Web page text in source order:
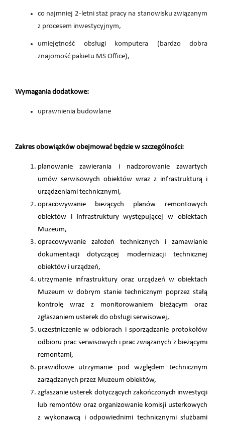
co najmniej 2-letni staż pracy na stanowisku związanym
z procesem inwestycyjnym,
umiejętność obsługi komputera (bardzo dobra
znajomość pakietu MS Office),
Wymagania dodatkowe:
uprawnienia budowlane
Zakres obowiązków obejmować będzie w szczególności:
planowanie zawierania i nadzorowanie zawartych
umów serwisowych obiektów wraz z infrastrukturą i
urządzeniami technicznymi,
opracowywanie bieżących planów remontowych
obiektów i infrastruktury występującej w obiektach
Muzeum,
opracowywanie założeń technicznych i zamawianie
dokumentacji dotyczącej modernizacji technicznej
obiektów i urządzeń,
utrzymanie infrastruktury oraz urządzeń w obiektach
Muzeum w dobrym stanie technicznym poprzez stałą
kontrolę wraz z monitorowaniem bieżącym oraz
zgłaszaniem usterek do obsługi serwisowej,
uczestniczenie w odbiorach i sporządzanie protokołów
odbioru prac serwisowych i prac związanych z bieżącymi
remontami,
prawidłowe utrzymanie pod względem technicznym
zarządzanych przez Muzeum obiektów,
zgłaszanie usterek dotyczących zakończonych inwestycji
lub remontów oraz organizowanie komisji usterkowych
z wykonawcą i odpowiednimi technicznymi służbami